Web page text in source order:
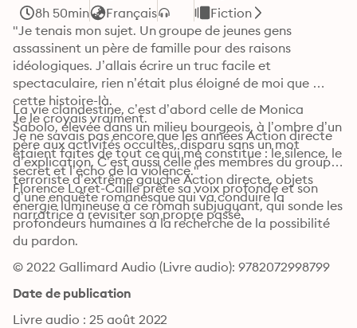
8h 50min Français
Fiction
"Je tenais mon sujet. Un groupe de jeunes gens
assassinent un père de famille pour des raisons
idéologiques. J’allais écrire un truc facile et
spectaculaire, rien n’était plus éloigné de moi que
cette histoire-là.
Je le croyais vraiment.
Je ne savais pas encore que les années Action directe
étaient faites de tout ce qui me constitue : le silence, le
secret et l’écho de la violence."
La vie clandestine, c’est d’abord celle de Monica
Sabolo, élevée dans un milieu bourgeois, à l’ombre d’un
père aux activités occultes, disparu sans un mot
d’explication. C’est aussi celle des membres du groupe
terroriste d’extrême gauche Action directe, objets
d’une enquête romanesque qui va conduire la
narratrice à revisiter son propre passé.
Florence Loret-Caille prête sa voix profonde et son
énergie lumineuse à ce roman subjuguant, qui sonde les
profondeurs humaines à la recherche de la possibilité
du pardon.
© 2022 Gallimard Audio (Livre audio): 9782072998799
Date de publication
Livre audio : 25 août 2022